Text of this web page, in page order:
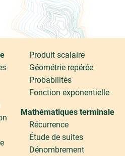
Produit scalaire
Géométrie repérée
Probabilités
Fonction exponentielle
Mathématiques terminale
Récurrence
Étude de suites
Dénombrement